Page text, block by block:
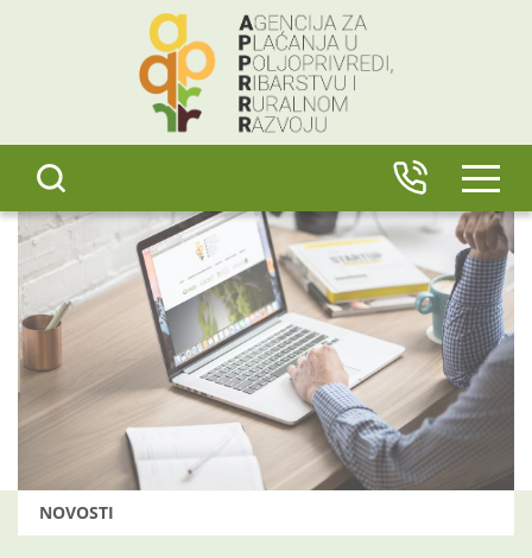
NOVOSTI